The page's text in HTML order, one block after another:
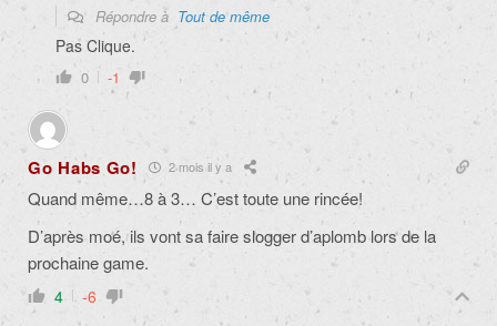
Répondre à Tout de même
Pas Clique.
0 -1
Go Habs Go! 2 mois il y a
Quand même…8 à 3… C’est toute une rincée!
D’après moé, ils vont sa faire slogger d’aplomb lors de la
prochaine game.
4 -6